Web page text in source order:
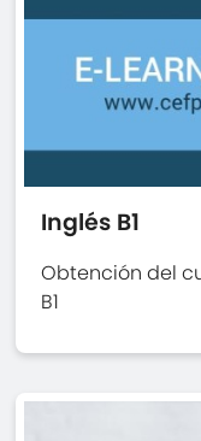
Inglés B1
Obtención del
B1